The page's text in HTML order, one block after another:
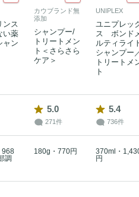
ンス
い薬
ャン
カウブランド無
添加
シャンプー/
トリートメン
ト＜さらさら
ケア＞
UNIPLEX
ユニプレッ
ス ボンド
ルティライ
シャンプー
トリートメ
ト
5.0
271件
5.4
736件
968
調
180g・770円
370ml・
円